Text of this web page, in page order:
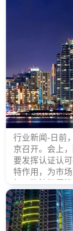
行业新闻-日前
京召开。会上
要发挥认证认
特作用，为市
权、执法打假
据。